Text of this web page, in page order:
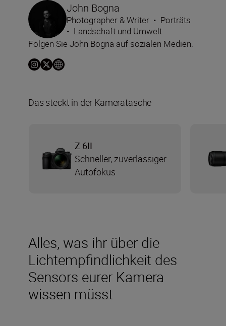
Alles, was ihr über die
Lichtempfindlichkeit des
Sensors eurer Kamera
wissen müsst
John Bogna
Photographer & Writer • Porträts
• Landschaft und Umwelt
Folgen Sie John Bogna auf sozialen Medien.
Das steckt in der Kameratasche
Z 6II
Schneller, zuverlässiger
Autofokus